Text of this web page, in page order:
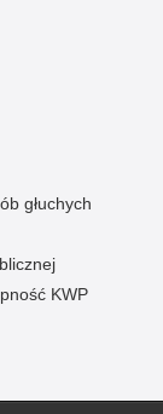
głuchych
KWP